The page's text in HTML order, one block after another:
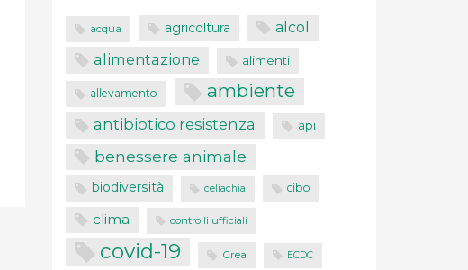
acqua agricoltura alcol
alimentazione alimenti
allevamento ambiente
antibiotico resistenza api
benessere animale
biodiversità celiachia cibo
clima controlli ufficiali
covid-19 Crea ECDC